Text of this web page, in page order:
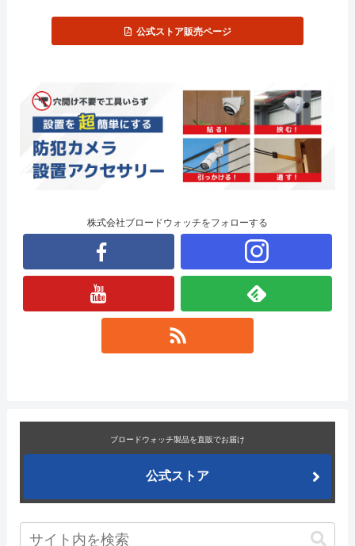
公式ストア販売ページ
株式会社ブロードウォッチをフォローする
ブロードウォッチ製品を直販でお届け
公式ストア